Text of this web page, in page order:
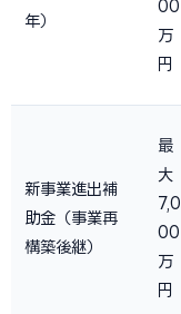
年）
00
万
円
新事業進出補
助金（事業再
構築後継）
最
大
7,0
00
万
円